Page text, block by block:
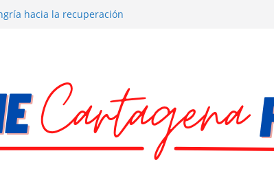
hacia la recuperación
presión y su región finalmente